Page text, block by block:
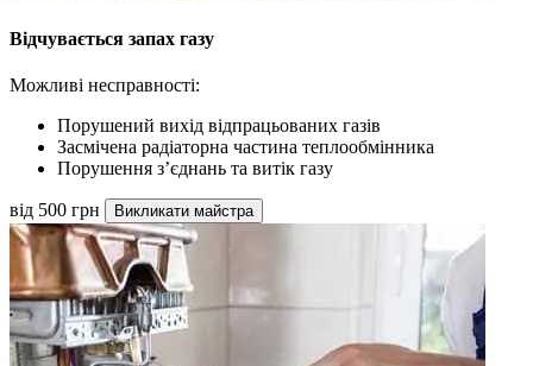
Відчувається запах газу
Можливі несправності:
Порушений вихід відпрацьованих газів
Засмічена радіаторна частина теплообмінника
Порушення з’єднань та витік газу
від 500 грн Викликати майстра